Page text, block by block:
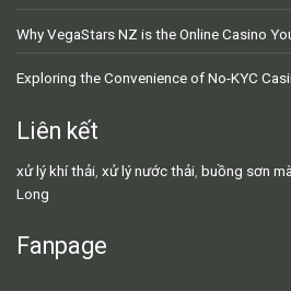
Why VegaStars NZ is the Online Casino
Exploring the Convenience of No-KYC
Liên kết
xử lý khí thải xử lý nước thải buồng sơn
Long
Fanpage